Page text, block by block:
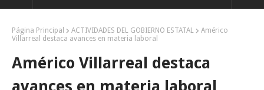
Página Principal ACTIVIDADES DEL GOBIERNO ESTATAL
Américo
Villarreal destaca avances en materia laboral
Américo Villarreal destaca
avances en materia laboral